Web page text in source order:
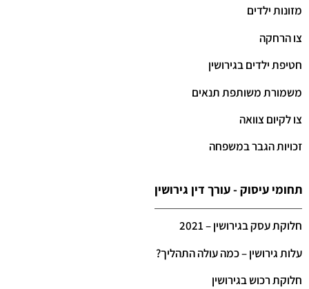
מזונות ילדים
צו הרחקה
חטיפת ילדים בגירושין
משמורת משותפת תנאים
צו לקיום צוואה
זכויות הגבר במשפחה
תחומי עיסוק - עורך דין גירושין
חלוקת עסק בגירושין – 2021
עלות גירושין – כמה עולה התהליך?
חלוקת רכוש בגירושין